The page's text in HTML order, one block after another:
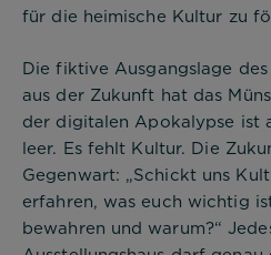
für die heimische Kultur zu
Die fiktive Ausgangslage
aus der Zukunft hat das
der digitalen Apokalypse ist
leer. Es fehlt Kultur. Die
Gegenwart: „Schickt uns
erfahren, was euch wichtig
bewahren und warum?“